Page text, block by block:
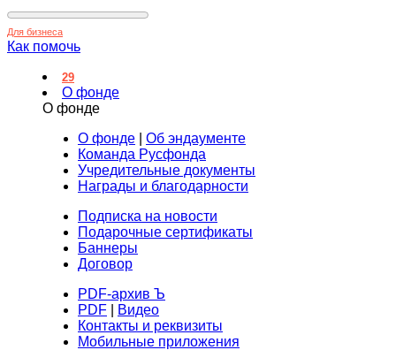
Для бизнеса
Как помочь
29
О фонде
О фонде
О фонде
Об эндаументе
Команда Русфонда
Учредительные документы
Награды и благодарности
Подписка на новости
Подарочные сертификаты
Баннеры
Договор
PDF-архив Ъ
PDF
Видео
Контакты и реквизиты
Мобильные приложения